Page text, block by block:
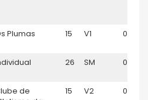
Plumas 15 V1
26 SM
de
15 V2